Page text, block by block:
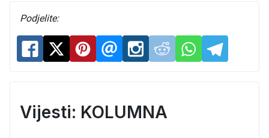
Podjelite:
Vijesti: KOLUMNA